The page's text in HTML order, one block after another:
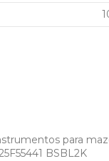
para
BSBL2K